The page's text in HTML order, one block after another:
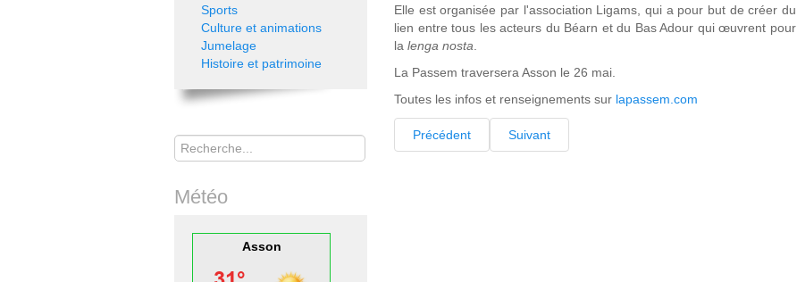
Elle est organisée par l'association Ligams, qui a pour but de créer du
lien entre tous les acteurs du Béarn et du Bas Adour qui œuvrent pour
la lenga nosta
La Passem traversera Asson le 26 mai.
Toutes les infos et renseignements sur lapassem.com
Précédent Suivant
Sports
Culture et animations
Jumelage
Histoire et patrimoine
Rechercher
Météo
Asson